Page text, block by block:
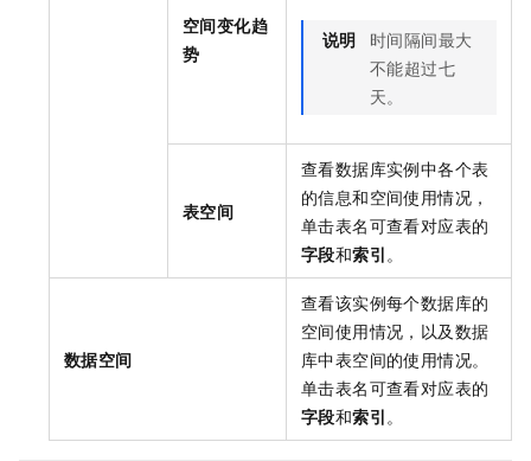
空间变化趋
势
说明
时间隔间最大
不能超过七
天。
表空间
查看数据库实例中各个表
的信息和空间使用情况，
单击表名可查看对应表的
字段和索引 。
数据空间
查看该实例每个数据库的
空间使用情况，以及数据
库中表空间的使用情况。
单击表名可查看对应表的
字段和索引 。